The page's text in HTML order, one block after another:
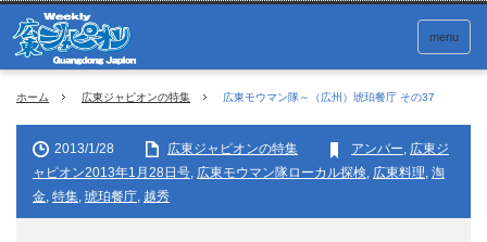
menu
ホーム 広東ジャピオンの特集 広東モウマン隊～（広州）琥珀餐庁 その37
2013/1/28 広東ジャピオンの特集 アンバー, 広東ジ
ャピオン2013年1月28日号, 広東モウマン隊ローカル探検, 広東料理, 淘
金, 特集, 琥珀餐庁, 越秀